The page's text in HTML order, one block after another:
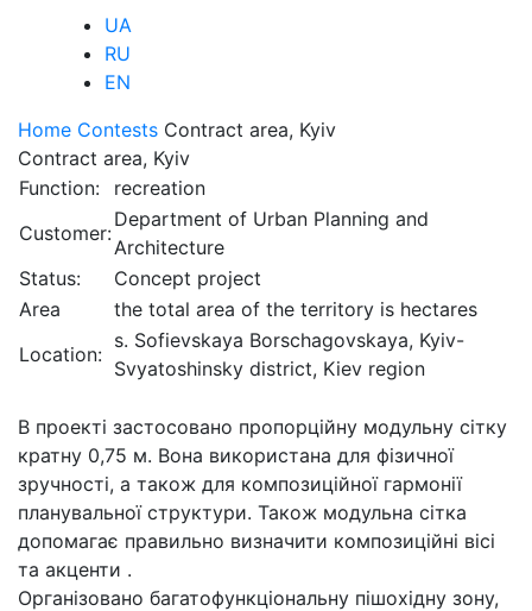
UA
RU
EN
Home Contests Contract area, Kyiv
Contract area, Kyiv
Function:
recreation
Customer:
Department of Urban Planning and
Architecture
Status:
Concept project
Area
the total area of ​​the territory is hectares
Location:
s. Sofievskaya Borschagovskaya, Kyiv-
Svyatoshinsky district, Kiev region
В проекті застосовано пропорційну модульну сітку
кратну 0,75 м. Вона використана для фізичної
зручності, а також для композиційної гармонії
планувальної структури. Також модульна сітка
допомагає правильно визначити композиційні вісі
та акценти .
Організовано багатофункціональну пішохідну зону,